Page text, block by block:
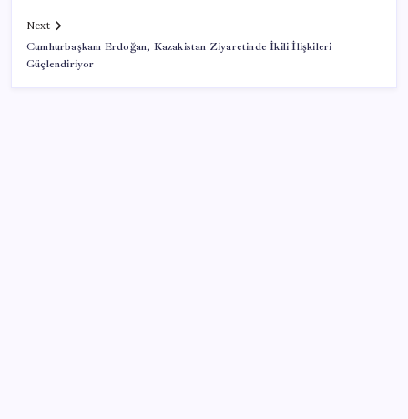
Next
Cumhurbaşkanı Erdoğan, Kazakistan Ziyaretinde İkili İlişkileri
Güçlendiriyor